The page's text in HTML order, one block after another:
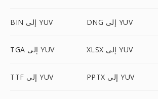
BIN إلى YUV DNG إلى YUV
TGA إلى YUV XLSX إلى YUV
TTF إلى YUV PPTX إلى YUV